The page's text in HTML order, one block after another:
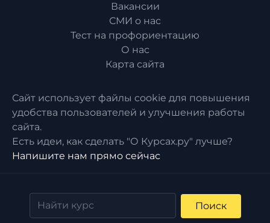
Вакансии
СМИ о нас
Тест на профориентацию
О нас
Карта сайта
Сайт использует файлы cookie для повышения
удобства пользователей и улучшения работы
сайта.
Есть идеи, как сделать "О Курсах.ру" лучше?
Напишите нам прямо сейчас
Поиск